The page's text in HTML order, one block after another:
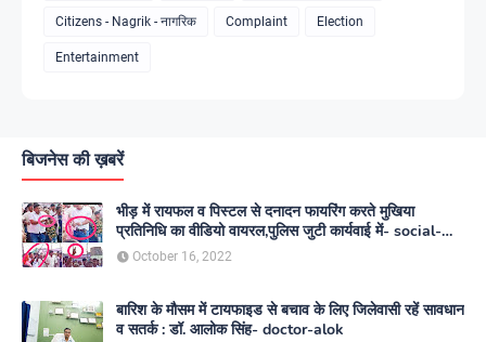
Citizens - Nagrik - नागरिक Complaint Election
Entertainment
बिजनेस की ख़बरें
भीड़ में रायफल व पिस्टल से दनादन फायरिंग करते मुखिया
प्रतिनिधि का वीडियो वायरल,पुलिस जुटी कार्यवाई में- social-
media
October 16, 2022
बारिश के मौसम में टायफाइड से बचाव के लिए जिलेवासी रहें सावधान
व सतर्क : डॉ. आलोक सिंह- doctor-alok